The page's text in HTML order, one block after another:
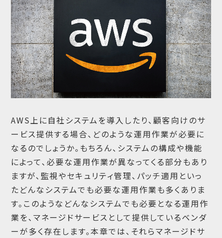
AWS上に自社システムを導入したり、顧客向けのサ
ービス提供する場合、どのような運用作業が必要に
なるのでしょうか。もちろん、システムの構成や機能
によって、必要な運用作業が異なってくる部分もあり
ますが、監視やセキュリティ管理、パッチ適用といっ
たどんなシステムでも必要な運用作業も多くありま
す。このようなどんなシステムでも必要となる運用作
業を、マネージドサービスとして提供しているベンダ
ーが多く存在します。本章では、それらマネージドサ